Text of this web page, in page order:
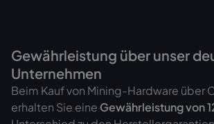
Gewährleistung über unser
Unternehmen
Beim Kauf von Mining-Hardware über
erhalten Sie eine Gewährleistung von